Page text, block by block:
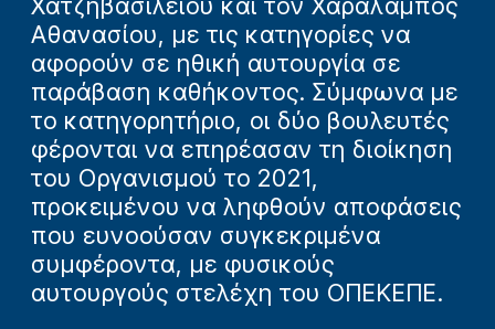
Αθανασίου, με τις κατηγορίες να
αφορούν σε ηθική αυτουργία σε
παράβαση καθήκοντος. Σύμφωνα με
το κατηγορητήριο, οι δύο βουλευτές
φέρονται να επηρέασαν τη διοίκηση
του Οργανισμού το 2021,
προκειμένου να ληφθούν αποφάσεις
που ευνοούσαν συγκεκριμένα
συμφέροντα, με φυσικούς
αυτουργούς στελέχη του ΟΠΕΚΕΠΕ.